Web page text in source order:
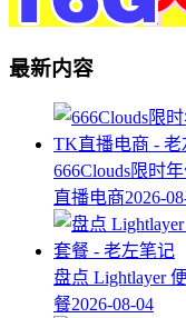
最新内容
666Clouds限时
直播电商2026-
盘点 Lightlayer
餐2026-08-04